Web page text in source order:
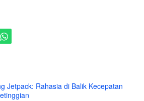
Jetpack: Rahasia di Balik Kecepatan